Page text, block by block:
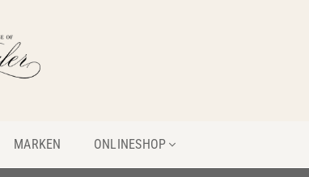
MARKEN ONLINESHOP